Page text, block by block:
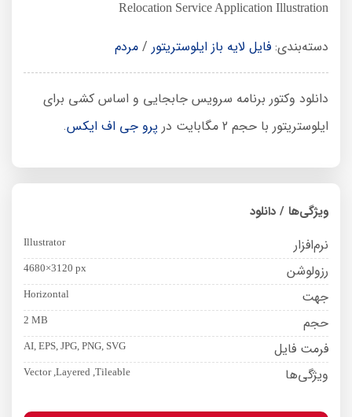
Relocation Service Application Illustration
دسته‌بندی: فایل لایه باز ایلوستریتور / مردم
دانلود وکتور برنامه سرویس جابجایی و اساس کشی برای
ایلوستریتور با حجم 2 مگابایت در
پرو جی اف ایکس.
ویژگی‌ها / دانلود
نرم‌افزار Illustrator
رزولوشن 4680×3120 px
جهت Horizontal
حجم 2 MB
فرمت فایل AI, EPS, JPG, PNG, SVG
ویژگی‌ها Vector ,Layered ,Tileable